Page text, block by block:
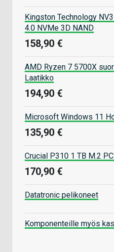
Kingston Technology
4.0 NVMe 3D NAND
158,90 €
AMD Ryzen 7 5700X
Laatikko
194,90 €
Microsoft Windows 11
135,90 €
Crucial P310 1 TB M.2
170,90 €
Datatronic pelikoneet
Komponenteille myös